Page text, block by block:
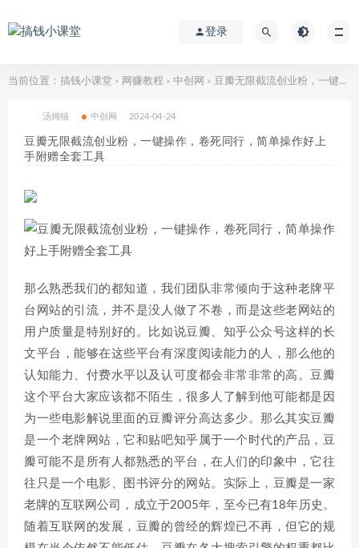
登录
当前位置： 搞钱小课堂 > 网赚教程 > 中创网 > 豆瓣无限截流创业粉，一键操作，卷死同行，简单操作好上手附赠全套工具
汤姆猫 中创网 2024-04-24
豆瓣无限截流创业粉，一键操作，卷死同行，简单操作好上
手附赠全套工具
那么熟悉我们的都知道，我们团队非常倾向于这种老牌平
台网站的引流，并不是没人做了不卷，而是这些老网站的
用户质量是特别好的。比如说豆瓣、知乎公众号这样的长
文平台，能够在这些平台有深度阅读能力的人，那么他的
认知能力、付费水平以及认可度都会非常非常的高。豆瓣
这个平台大家应该都不陌生，很多人了解到他可能都是因
为一些电影解说里面的豆瓣评分高达多少。那么其实豆瓣
是一个老牌网站，它和贴吧知乎属于一个时代的产品，豆
瓣可能不是所有人都熟悉的平台，在人们的印象中，它往
往只是一个电影、图书评分的网站。实际上，豆瓣是一家
老牌的互联网公司，成立于2005年，至今已有18年历史。
随着互联网的发展，豆瓣的曾经的辉煌已不再，但它的规